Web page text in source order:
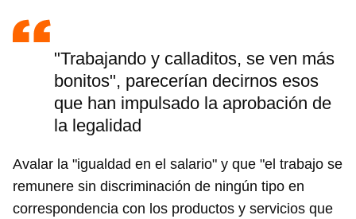
"Trabajando y calladitos, se ven más
bonitos", parecerían decirnos esos
que han impulsado la aprobación de
la legalidad
Avalar la "igualdad en el salario" y que "el trabajo se
remunere sin discriminación de ningún tipo en
correspondencia con los productos y servicios que